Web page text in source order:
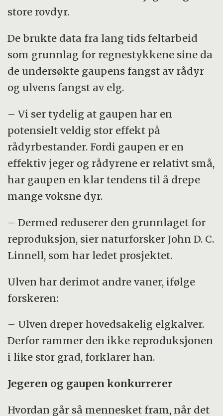
store rovdyr.
De brukte data fra lang tids feltarbeid
som grunnlag for regnestykkene sine da
de undersøkte gaupens fangst av rådyr
og ulvens fangst av elg.
– Vi ser tydelig at gaupen har en
potensielt veldig stor effekt på
rådyrbestander. Fordi gaupen er en
effektiv jeger og rådyrene er relativt små,
har gaupen en klar tendens til å drepe
mange voksne dyr.
– Dermed reduserer den grunnlaget for
reproduksjon, sier naturforsker John D. C.
Linnell, som har ledet prosjektet.
Ulven har derimot andre vaner, ifølge
forskeren:
– Ulven dreper hovedsakelig elgkalver.
Derfor rammer den ikke reproduksjonen
i like stor grad, forklarer han.
Jegeren og gaupen konkurrerer
Hvordan går så mennesket fram, når det